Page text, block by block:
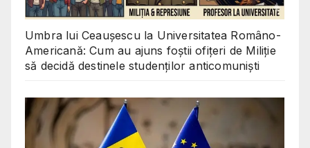
Umbra lui Ceaușescu la Universitatea Româno-
Americană: Cum au ajuns foștii ofițeri de Miliție
să decidă destinele studenților anticomuniști